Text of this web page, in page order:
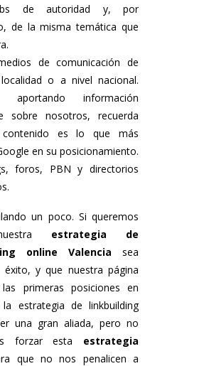
de autoridad y, por
de la misma temática que
de comunicación de
o a nivel nacional.
aportando información
sobre nosotros, recuerda
es lo que más
en su posicionamiento.
foros, PBN y directorios
un poco. Si queremos
estrategia de
online Valencia sea
y que nuestra página
las primeras posiciones en
la estrategia de linkbuilding
una gran aliada, pero no
forzar esta estrategia
que no nos penalicen a